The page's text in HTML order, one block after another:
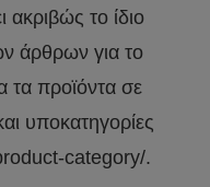
ακριβώς το ίδιο
άρθρων για το
τα προϊόντα σε
υποκατηγορίες
product-category/.